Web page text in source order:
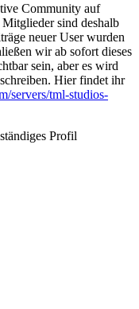
Community auf
sind deshalb
neuer User wurden
wir ab sofort dieses
sein, aber es wird
Hier findet ihr
servers/tml-studios-
Profil